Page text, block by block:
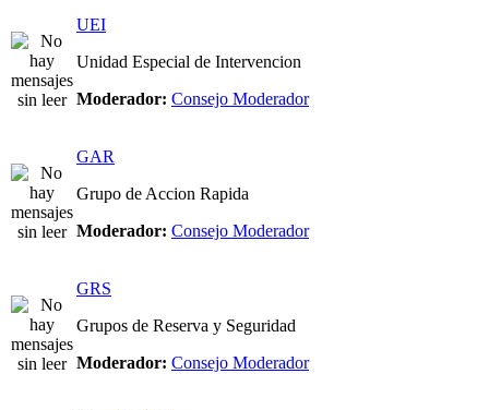
UEI
Unidad Especial de Intervencion
Moderador: Consejo Moderador
GAR
Grupo de Accion Rapida
Moderador: Consejo Moderador
GRS
Grupos de Reserva y Seguridad
Moderador: Consejo Moderador